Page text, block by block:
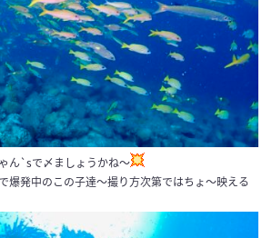
ん`sで〆ましょうかね〜
爆発中のこの子達〜撮り方次第ではちょ〜映える